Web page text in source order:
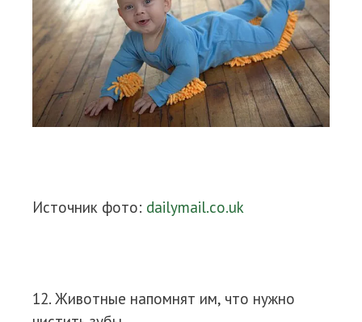
Источник фото: dailymail.co.uk
12. Животные напомнят им, что нужно